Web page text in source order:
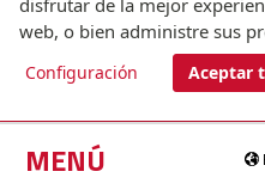
MENÚ
T.(+34)
disfrutar de la mejor
web, o bien administre sus
Configuración Aceptar